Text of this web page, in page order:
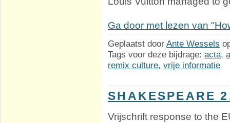
Ga door met lezen van
Geplaatst doorAnte Wessels
Tags voor deze bijdrage:acta,
remix culture,vrije informatie
SHAKESPEARE
Vrijschrift response to the